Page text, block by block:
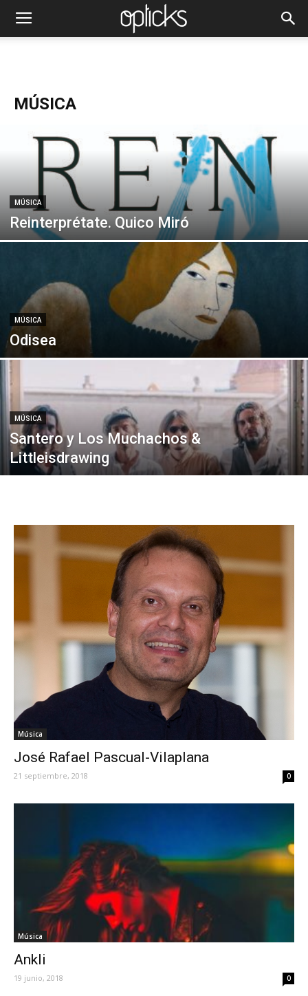
MÚSICA
MÚSICA
Reinterprétate. Quico Miró
MÚSICA
Odisea
MÚSICA
Santero y Los Muchachos &
Littleisdrawing
Música
José Rafael Pascual-Vilaplana
21 septiembre, 2018 0
Música
Ankli
19 junio, 2018 0